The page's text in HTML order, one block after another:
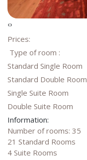
‹›
Prices:
Type of room :
Standard Single Room
Standard Double Room
Single Suite Room
Double Suite Room
Information:
Number of rooms: 35
21 Standard Rooms
4 Suite Rooms